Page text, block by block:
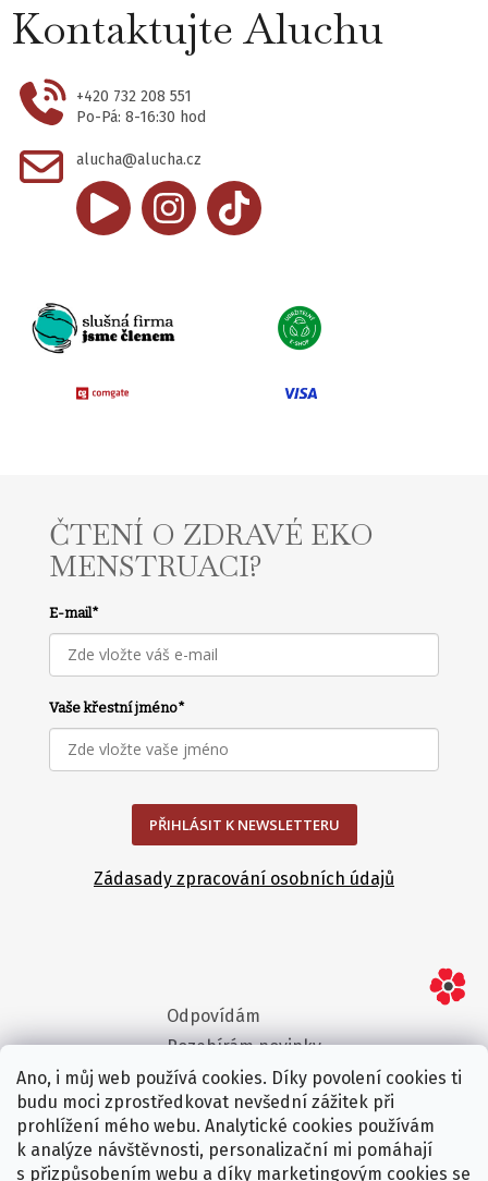
Ano, i můj web používá cookies. Díky povolení cookies ti
budu moci zprostředkovat nevšední zážitek při
prohlížení mého webu. Analytické cookies používám
k analýze návštěvnosti, personalizační mi pomáhají
s přizpůsobením webu a díky marketingovým cookies se
Kontaktujte Aluchu
+420 732 208 551
Po-Pá: 8-16:30 hod
alucha@alucha.cz
ČTENÍ O ZDRAVÉ EKO
MENSTRUACI?
E-mail*
Vaše křestní jméno*
PŘIHLÁSIT K NEWSLETTERU
Zádasady zpracování osobních údajů
Odpovídám
Rozebírám novinky
Vyvracím mýty
Ptám se za vás